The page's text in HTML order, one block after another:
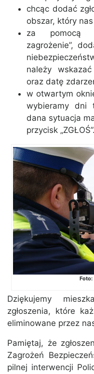
chcąc dodać
obszar, który
za pomocą
zagrożenie”,
należy
oraz datę
w otwartym
wybieramy dni
dana sytuacja
przycisk „ZGŁOŚ”.
Dziękujemy
zgłoszenia, które
eliminowane przez
Pamiętaj, że
Zagrożeń
pilnej interwencji